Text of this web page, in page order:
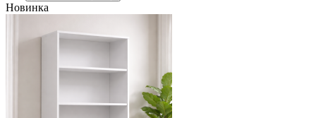
Новинка